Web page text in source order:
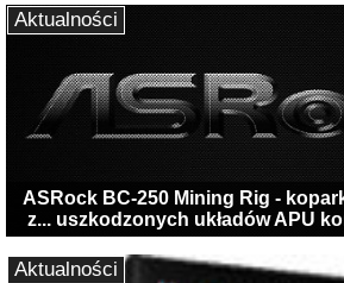
ASRock BC-250 Mining Rig -
z... uszkodzonych układów APU
Aktualności
Aktualności